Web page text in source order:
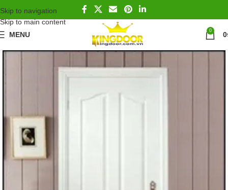
Skip to navigation
Skip to main content
MENU
0 0